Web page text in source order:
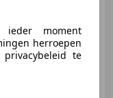
85 kW (116 PK)moment
herroepen
te